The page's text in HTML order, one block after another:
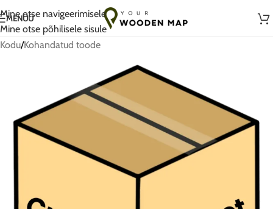
Mine otse navigeerimisele
Mine otse põhilisele sisule
Armastusega käsitsi valmistatud Leedus
MENÜÜ
Kodu/Kohandatud toode